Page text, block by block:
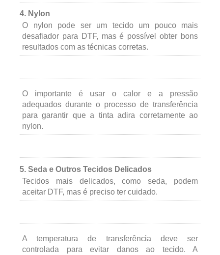
4. Nylon
O nylon pode ser um tecido um pouco mais
desafiador para DTF, mas é possível obter bons
resultados com as técnicas corretas.
O importante é usar o calor e a pressão
adequados durante o processo de transferência
para garantir que a tinta adira corretamente ao
nylon.
5. Seda e Outros Tecidos Delicados
Tecidos mais delicados, como seda, podem
aceitar DTF, mas é preciso ter cuidado.
A temperatura de transferência deve ser
controlada para evitar danos ao tecido. A